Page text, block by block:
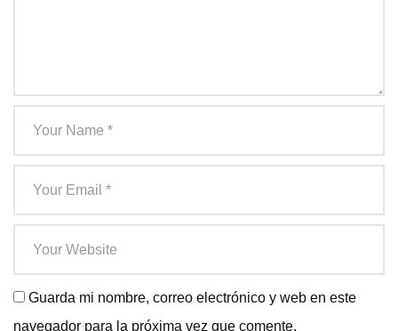
Guarda mi nombre, correo electrónico y web en este
navegador para la próxima vez que comente.